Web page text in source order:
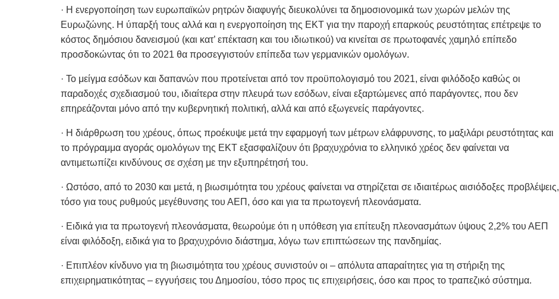
· Η ενεργοποίηση των ευρωπαϊκών ρητρών διαφυγής διευκολύνει τα δημοσιονομικά των χωρών μελών της
Ευρωζώνης. Η ύπαρξή τους αλλά και η ενεργοποίηση της ΕΚΤ για την παροχή επαρκούς ρευστότητας επέτρεψε το
κόστος δημόσιου δανεισμού (και κατ’ επέκταση και του ιδιωτικού) να κινείται σε πρωτοφανές χαμηλό επίπεδο
προσδοκώντας ότι το 2021 θα προσεγγιστούν επίπεδα των γερμανικών ομολόγων.
· Το μείγμα εσόδων και δαπανών που προτείνεται από τον προϋπολογισμό του 2021, είναι φιλόδοξο καθώς οι
παραδοχές σχεδιασμού του, ιδιαίτερα στην πλευρά των εσόδων, είναι εξαρτώμενες από παράγοντες, που δεν
επηρεάζονται μόνο από την κυβερνητική πολιτική, αλλά και από εξωγενείς παράγοντες.
· Η διάρθρωση του χρέους, όπως προέκυψε μετά την εφαρμογή των μέτρων ελάφρυνσης, το μαξιλάρι ρευστότητας και
το πρόγραμμα αγοράς ομολόγων της ΕΚΤ εξασφαλίζουν ότι βραχυχρόνια το ελληνικό χρέος δεν φαίνεται να
αντιμετωπίζει κινδύνους σε σχέση με την εξυπηρέτησή του.
· Ωστόσο, από το 2030 και μετά, η βιωσιμότητα του χρέους φαίνεται να στηρίζεται σε ιδιαιτέρως αισιόδοξες προβλέψεις,
τόσο για τους ρυθμούς μεγέθυνσης του ΑΕΠ, όσο και για τα πρωτογενή πλεονάσματα.
· Ειδικά για τα πρωτογενή πλεονάσματα, θεωρούμε ότι η υπόθεση για επίτευξη πλεονασμάτων ύψους 2,2% του ΑΕΠ
είναι φιλόδοξη, ειδικά για το βραχυχρόνιο διάστημα, λόγω των επιπτώσεων της πανδημίας.
· Επιπλέον κίνδυνο για τη βιωσιμότητα του χρέους συνιστούν οι – απόλυτα απαραίτητες για τη στήριξη της
επιχειρηματικότητας – εγγυήσεις του Δημοσίου, τόσο προς τις επιχειρήσεις, όσο και προς το τραπεζικό σύστημα.